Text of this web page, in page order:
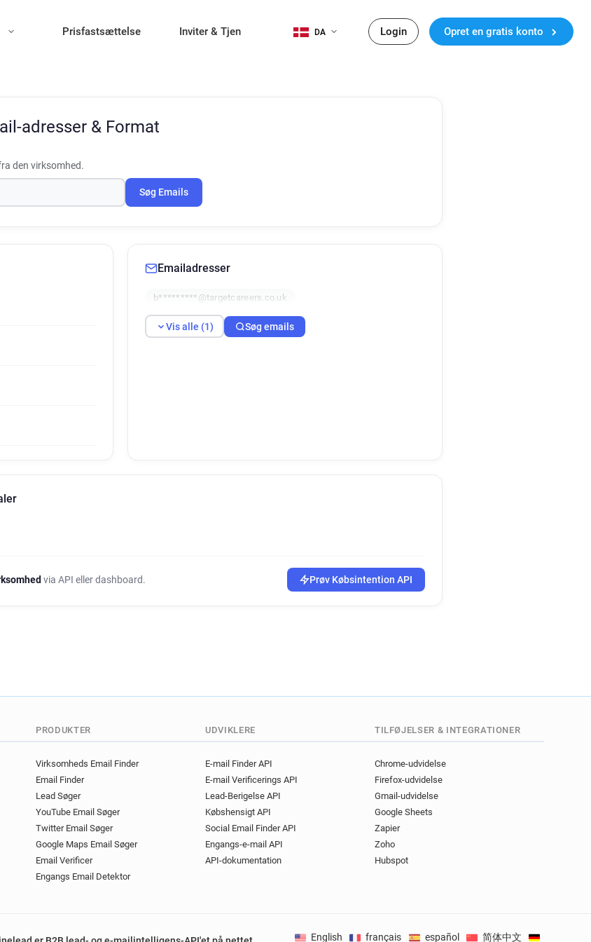
Prisfastsættelse Inviter & Tjen DA Login Opret en gratis konto
adresser & Format
den virksomhed.
Søg Emails
Emailadresser
b*********@targetcareers.co.uk
Vis alle (1) Søg emails
via API eller dashboard. Prøv Købsintention API
PRODUKTER
Virksomheds Email Finder
Email Finder
Lead Søger
YouTube Email Søger
Twitter Email Søger
Google Maps Email Søger
Email Verificer
Engangs Email Detektor
UDVIKLERE
E-mail Finder API
E-mail Verificerings API
Lead-Berigelse API
Købshensigt API
Social Email Finder API
Engangs-e-mail API
API-dokumentation
TILFØJELSER & INTEGRATIONER
Chrome-udvidelse
Firefox-udvidelse
Gmail-udvidelse
Google Sheets
Zapier
Zoho
Hubspot
English français español 简体中文